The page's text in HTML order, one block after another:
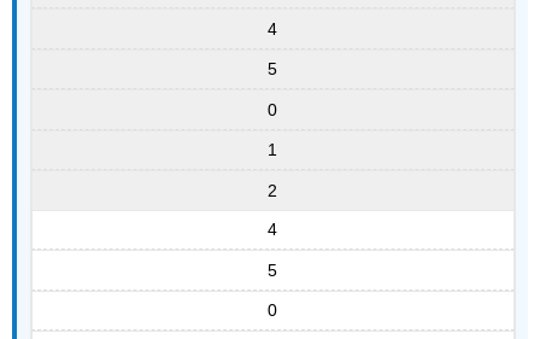
4
5
0
1
2
4
5
0